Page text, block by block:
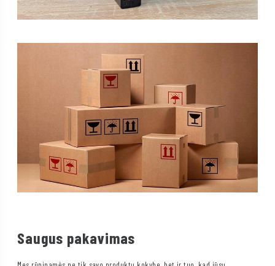
Saugus pakavimas